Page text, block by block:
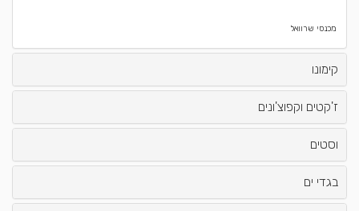
מכנסי שרוואל
קימונו
ז'קטים וקפוצ'ונים
וסטים
בגדי ים